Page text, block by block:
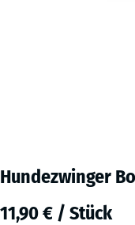
Hundezwinger
11,90 € / Stück